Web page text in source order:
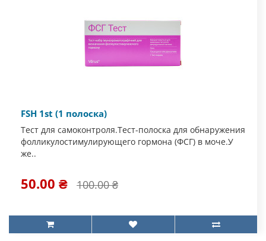
FSH 1st (1 полоска)
Тест для самоконтроля.Тест-полоска для обнаружения
фолликулостимулирующего гормона (ФСГ) в моче.У
же..
50.00 ₴ 100.00 ₴